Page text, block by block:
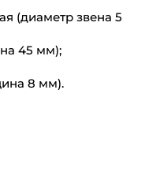
(диаметр звена 5
45 мм);
8 мм).